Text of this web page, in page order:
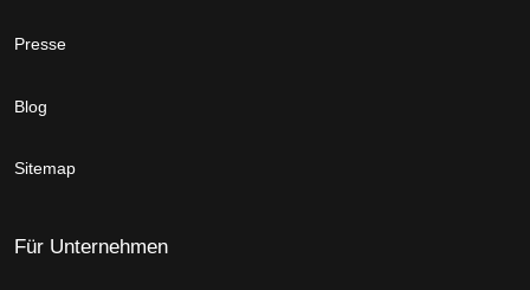
Presse
Blog
Sitemap
Für Unternehmen